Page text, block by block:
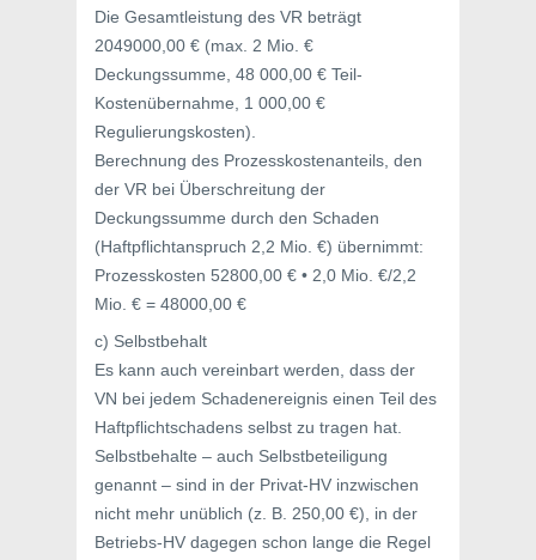
Die Gesamtleistung des VR beträgt
2049000,00 € (max. 2 Mio. €
Deckungssumme, 48 000,00 € Teil-
Kostenübernahme, 1 000,00 €
Regulierungskosten).
Berechnung des Prozesskostenanteils, den
der VR bei Überschreitung der
Deckungssumme durch den Schaden
(Haftpflichtanspruch 2,2 Mio. €) übernimmt:
Prozesskosten 52800,00 € • 2,0 Mio. €/2,2
Mio. € = 48000,00 €
c) Selbstbehalt
Es kann auch vereinbart werden, dass der
VN bei jedem Schadenereignis einen Teil des
Haftpflichtschadens selbst zu tragen hat.
Selbstbehalte – auch Selbstbeteiligung
genannt – sind in der Privat-HV inzwischen
nicht mehr unüblich (z. B. 250,00 €), in der
Betriebs-HV dagegen schon lange die Regel